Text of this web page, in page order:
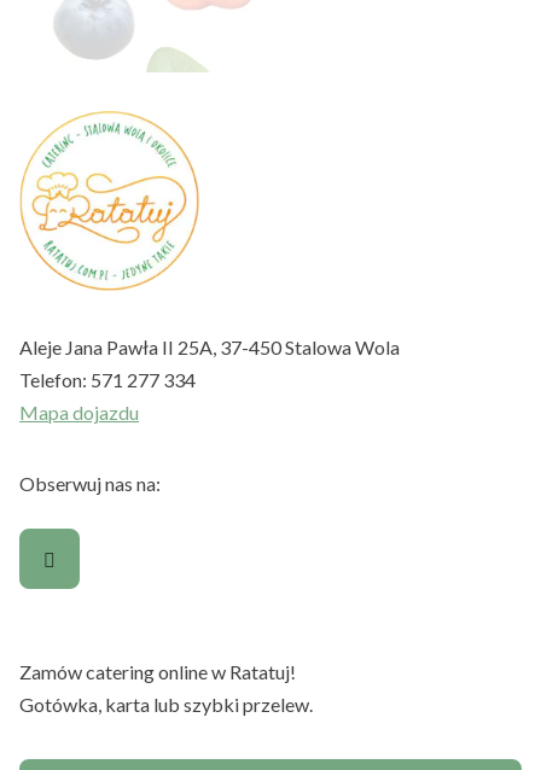
Aleje Jana Pawła II 25A, 37-450 Stalowa Wola
Telefon: 571 277 334
Mapa dojazdu
Obserwuj nas na:
Zamów catering online w Ratatuj!
Gotówka, karta lub szybki przelew.